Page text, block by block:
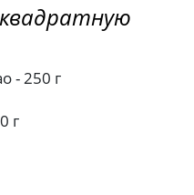
- 250 г
г